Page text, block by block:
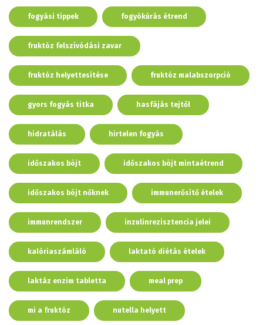
fogyási tippek fogyókúrás étrend
fruktóz felszívódási zavar
fruktóz helyettesítése fruktóz malabszorpció
gyors fogyás titka hasfájás tejtől
hidratálás hirtelen fogyás
időszakos böjt időszakos böjt mintaétrend
időszakos böjt nőknek immunerősítő ételek
immunrendszer inzulinrezisztencia jelei
kalóriaszámláló laktató diétás ételek
laktáz enzim tabletta meal prep
mi a fruktóz nutella helyett